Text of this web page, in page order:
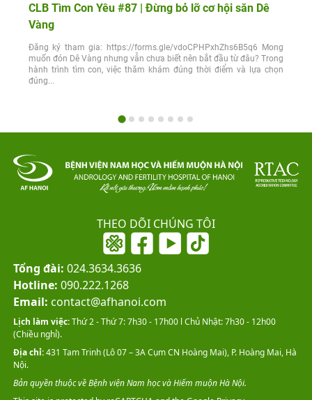
CLB Tìm Con Yêu #87 | Đừng bỏ lỡ cơ hội săn Dê
Vàng
Đăng ký tham gia: https://forms.gle/vdoCPHPxhZhs6B5q6 Mong
muốn đón Dê Vàng nhưng vẫn chưa biết nên bắt đầu từ đâu? Trong
hành trình tìm con, việc thăm khám đúng thời điểm và lựa chọn
đúng...
THEO DÕI CHÚNG TÔI
Tổng đài: 024.3634.3636
Hotline: 090.222.1268
Email: contact@afhanoi.com
Lịch làm việc:Thứ 2 - Thứ 7: 7h30 - 17h00 l Chủ Nhật: 7h30 - 12h00
(Chiều nghỉ).
Địa chỉ:431 Tam Trinh (Lô 07 – 3A Cụm CN Hoàng Mai), P. Hoàng Mai, Hà
Nội.
Bản quyền thuộc về Bệnh viện Nam học và Hiếm muộn Hà Nội.